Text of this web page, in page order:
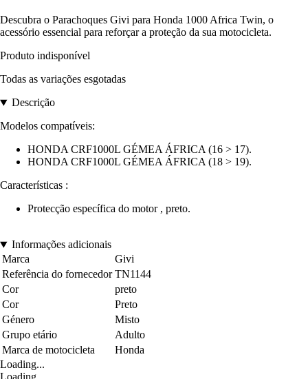
Descubra o Parachoques Givi para Honda 1000 Africa Twin, o
acessório essencial para reforçar a proteção da sua motocicleta.
Produto indisponível
Todas as variações esgotadas
Descrição
Modelos compatíveis:
HONDA CRF1000L GÉMEA ÁFRICA (16 > 17).
HONDA CRF1000L GÉMEA ÁFRICA (18 > 19).
Características :
Protecção específica do motor , preto.
Informações adicionais
Marca
Givi
Referência do fornecedor TN1144
Cor
preto
Cor
Preto
Género
Misto
Grupo etário
Adulto
Marca de motocicleta
Honda
Loading...